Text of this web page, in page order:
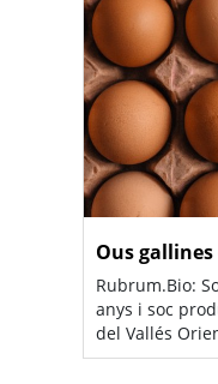
Ous
Rubrum.Bio:
anys i soc
del Vallés